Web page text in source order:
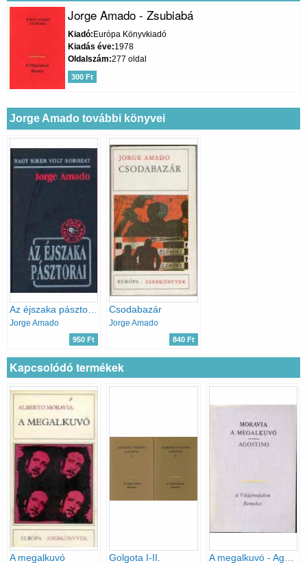
Jorge Amado - Zsubiabá
Kiadó Európa Könyvkiadó
Kiadás éve 1978
Oldalszám 277 oldal
300 Ft
Jorge Amado további könyvei
Az éjszaka pásztorai
Jorge Amado
950 Ft
Csodabazár
Jorge Amado
840 Ft
Kapcsolódó termékek
A megalkuvó Golgota I-II. A megalkuvó - Agostino